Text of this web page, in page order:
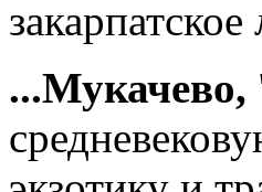
...Мукачево,